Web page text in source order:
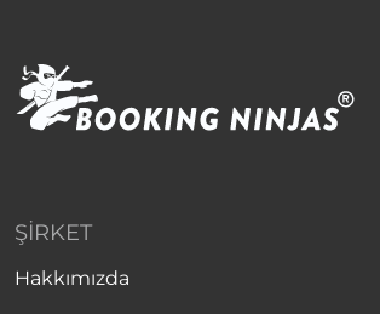
ŞIRKET
Hakkımızda